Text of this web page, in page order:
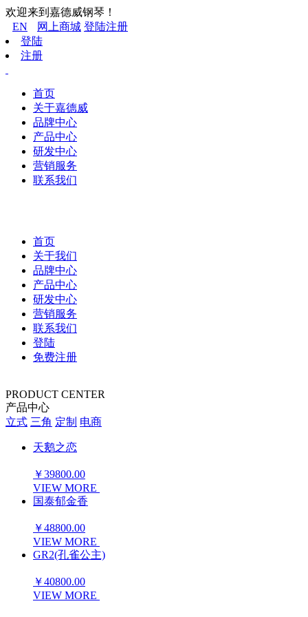
欢迎来到嘉德威钢琴！
EN
网上商城 登陆注册
登陆
注册
首页
关于嘉德威
品牌中心
产品中心
研发中心
营销服务
联系我们
首页
关于我们
品牌中心
产品中心
研发中心
营销服务
联系我们
登陆
免费注册
PRODUCT CENTER
产品中心
立式 三角 定制 电商
天鹅之恋
￥39800.00
VIEW MORE
国泰郁金香
￥48800.00
VIEW MORE
GR2(孔雀公主)
￥40800.00
VIEW MORE